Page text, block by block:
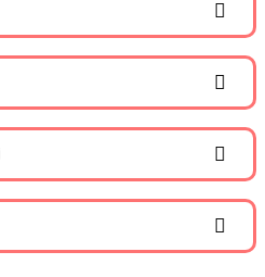
siz yapın!
Yaz
soru sorulmamış.
Sor